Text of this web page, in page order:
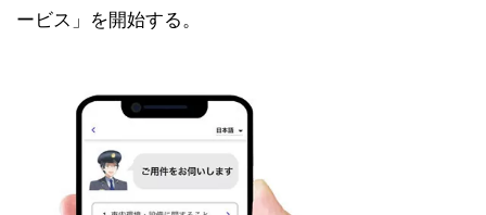
ービス」を開始する。